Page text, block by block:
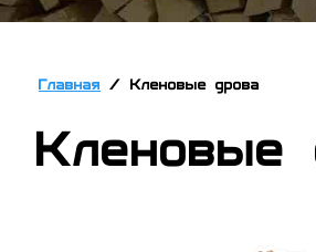
Главная / Кленовые дрова
Кленовые